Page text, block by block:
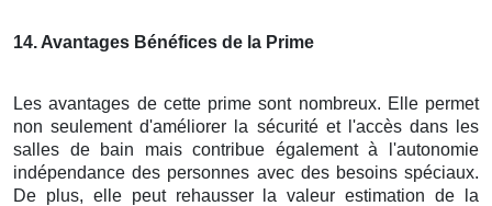
14. Avantages Bénéfices de la Prime
Les avantages de cette prime sont nombreux. Elle permet
non seulement d'améliorer la sécurité et l'accès dans les
salles de bain mais contribue également à l'autonomie
indépendance des personnes avec des besoins spéciaux.
De plus, elle peut rehausser la valeur estimation de la